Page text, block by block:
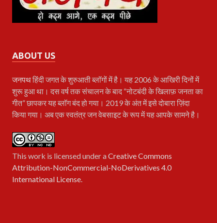
ABOUT US
जनपथहिंदी जगत के शुरुआती ब्लॉगों में है। यह 2006 के आखिरी दिनों में
शुरू हुआ था। दस वर्ष तक संचालन के बाद “नोटबंदी के खिलाफ़ जनता का
गीत” छापकर यह ब्लॉग बंद हो गया। 2019 के अंत में इसे दोबारा ज़िंदा
किया गया। अब एक स्वतंत्र जन वेबसाइट के रूप में यह आपके सामने है।
This work is licensed under aCreative Commons
Attribution-NonCommercial-NoDerivatives 4.0
International License.